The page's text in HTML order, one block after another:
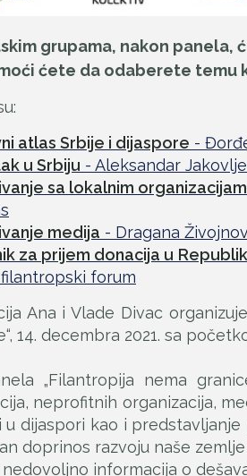
grupama, nakon panela,
ćete da odaberete temu
atlas Srbije i dijaspore -
u Srbiju - Aleksandar
sa lokalnim
medija - Dragana
za prijem donacija u
forum
Ana i Vlade Divac
14. decembra 2021. sa
„Filantropija nema
neprofitnih organizacija,
u dijaspori kao i
doprinos razvoju naše
informacija o